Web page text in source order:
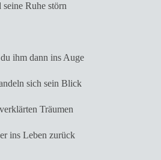
seine Ruhe störn
du ihm dann ins Auge
sich sein Blick
Träumen
ins Leben zurück